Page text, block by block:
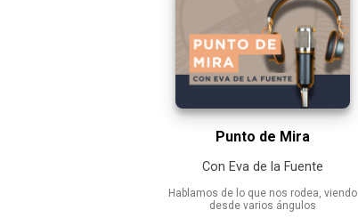
Punto de Mira
Con Eva de la Fuente
Hablamos de lo que nos rodea, viendo
desde varios ángulos